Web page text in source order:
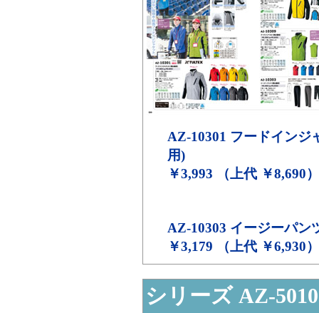
AZ-10301 フードインジ
用)
￥3,993 （上代 ￥8,690）
AZ-10303 イージーパン
￥3,179 （上代 ￥6,930）
シリーズ AZ-